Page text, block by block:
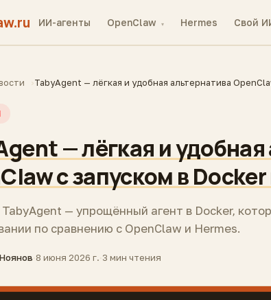
ИИ-агенты OpenClaw ▾ Hermes Свой
TabyAgent — лёгкая и удобная альтернатива
— лёгкая и
с запуском в
TabyAgent — упрощённый агент в Docker,
по сравнению с OpenClaw и Hermes.
·8 июня 2026 г.·3 мин чтения